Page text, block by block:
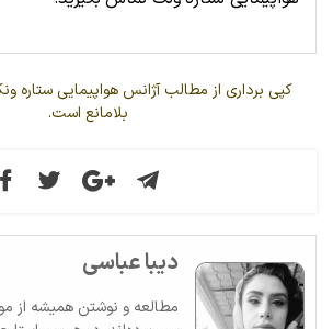
کپی برداری از مطالب آژانس هواپیمایی ستاره
بلامانع است.
دیبا عباسی
مطالعه و نوشتن همیشه از